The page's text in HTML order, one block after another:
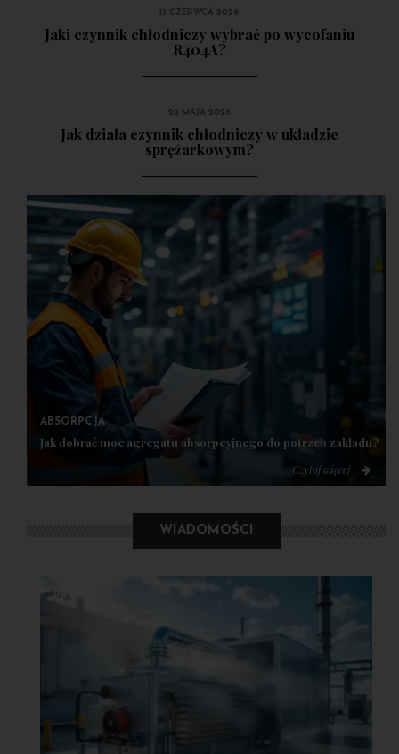
13 CZERWCA 2026
Jaki czynnik chłodniczy wybrać po wycofaniu
R404A?
22 MAJA 2026
Jak działa czynnik chłodniczy w układzie
sprężarkowym?
ABSORPCJA
Jak dobrać moc agregatu absorpcyjnego do potrzeb zakładu?
Czytaj więcej
WIADOMOŚCI